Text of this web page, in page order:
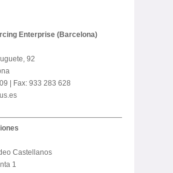
Enterprise (Barcelona)
92
| Fax: 933 283 628
Castellanos
1